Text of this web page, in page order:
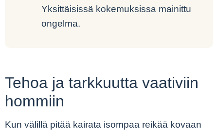
Yksittäisissä kokemuksissa mainittu
ongelma.
Tehoa ja tarkkuutta vaativiin
hommiin
Kun välillä pitää kairata isompaa reikää kovaan